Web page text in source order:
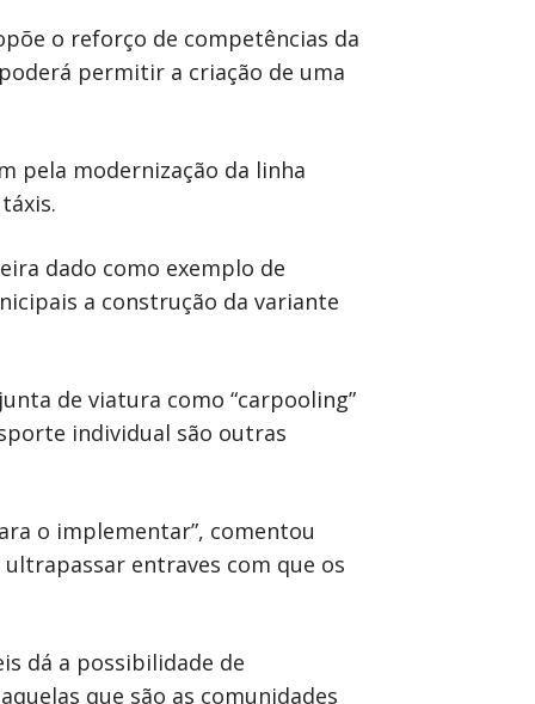
o reforço de competências da
permitir a criação de uma
pela modernização da linha
dado como exemplo de
a construção da variante
de viatura como “carpooling”
individual são outras
o implementar”, comentou
entraves com que os
dá a possibilidade de
que são as comunidades